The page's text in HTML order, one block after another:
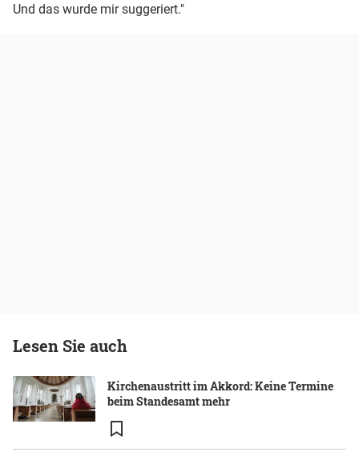
Und das wurde mir suggeriert."
Lesen Sie auch
Kirchenaustritt im Akkord: Keine Termine
beim Standesamt mehr